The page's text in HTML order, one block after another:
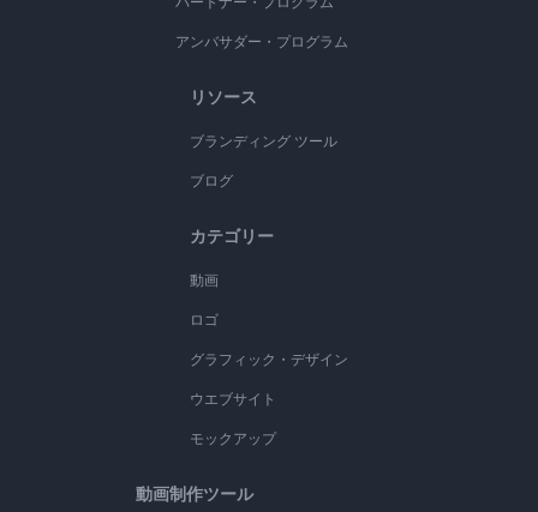
アンバサダー・プログラム
リソース
ブランディング ツール
ブログ
カテゴリー
動画
ロゴ
グラフィック・デザイン
ウエブサイト
モックアップ
動画制作ツール